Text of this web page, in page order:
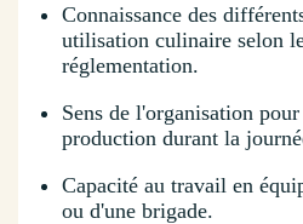
Connaissance des
utilisation culinaire selon
réglementation.
Sens de l'organisation
production durant la
Capacité au travail en
ou d'une brigade.